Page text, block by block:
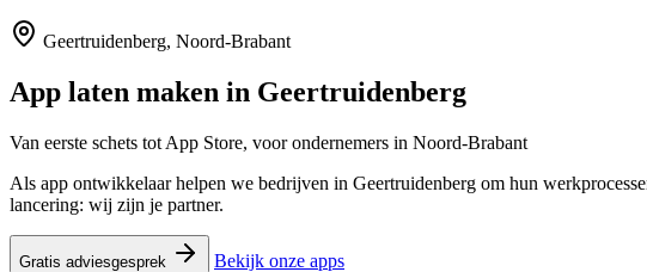
Geertruidenberg, Noord-Brabant
App laten maken in Geertruidenberg
Van eerste schets tot App Store, voor ondernemers in Noord-Brabant
Als app ontwikkelaar helpen we bedrijven in Geertruidenberg om hun
lancering: wij zijn je partner.
Gratis adviesgesprek
Bekijk onze apps